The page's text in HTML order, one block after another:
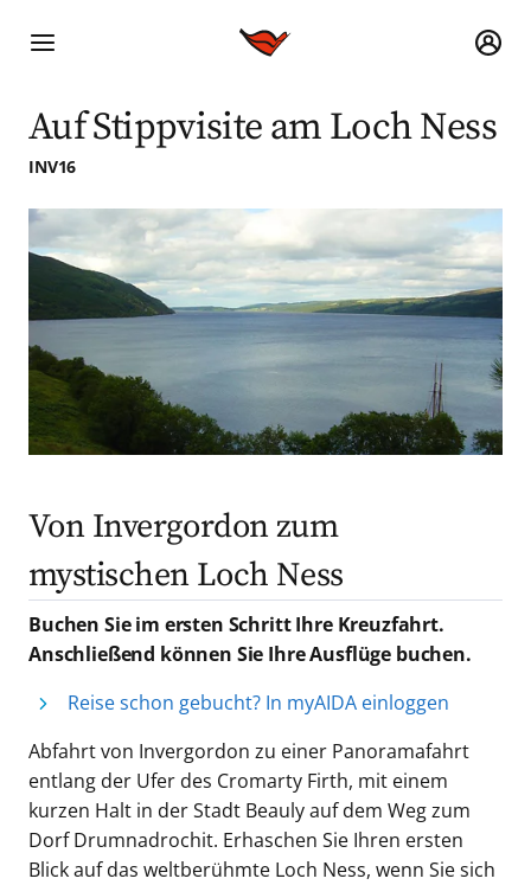
Auf Stippvisite am Loch Ness
INV16
Von Invergordon zum
mystischen Loch Ness
Buchen Sie im ersten Schritt Ihre Kreuzfahrt.
Anschließend können Sie Ihre Ausflüge buchen.
Reise schon gebucht? In myAIDA einloggen
Abfahrt von Invergordon zu einer Panoramafahrt
entlang der Ufer des Cromarty Firth, mit einem
kurzen Halt in der Stadt Beauly auf dem Weg zum
Dorf Drumnadrochit. Erhaschen Sie Ihren ersten
Blick auf das weltberühmte Loch Ness, wenn Sie sich